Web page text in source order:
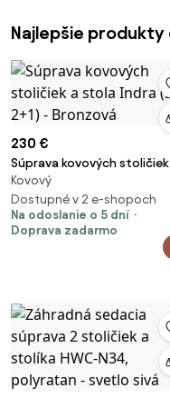
Najlepšie
230 €
Súprava kovových
stola Indra (SET 2+1) -
Kovový
Dostupné v 2 e-shopoch
Na odoslanie o 5 dní
Doprava zadarmo